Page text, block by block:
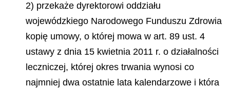
2) przekaże dyrektorowi oddziału
wojewódzkiego Narodowego Funduszu Zdrowia
kopię umowy, o której mowa w art. 89 ust. 4
ustawy z dnia 15 kwietnia 2011 r. o działalności
leczniczej, której okres trwania wynosi co
najmniej dwa ostatnie lata kalendarzowe i która